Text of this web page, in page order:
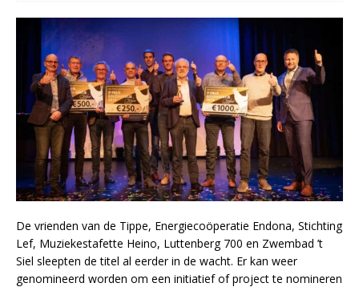
De vrienden van de Tippe, Energiecoöperatie Endona, Stichting
Lef, Muziekestafette Heino, Luttenberg 700 en Zwembad ’t
Siel sleepten de titel al eerder in de wacht. Er kan weer
genomineerd worden om een initiatief of project te nomineren